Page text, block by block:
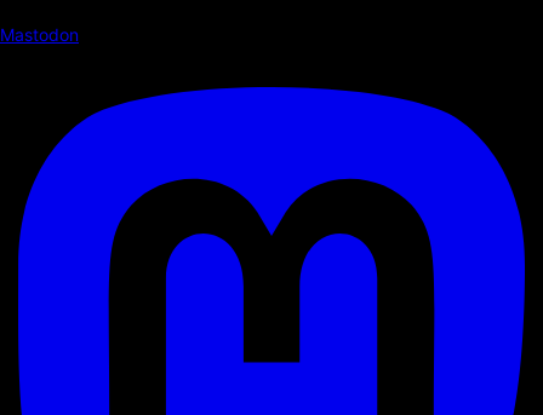
Mastodon